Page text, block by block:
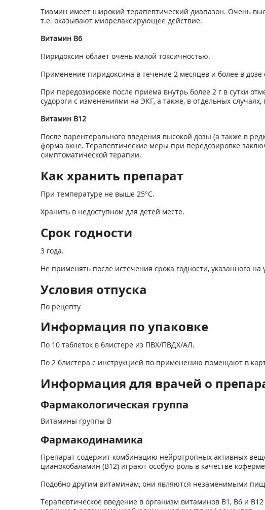
Тиамин имеет широкий терапевтический диапазон. Очень
т.е. оказывают миорелаксирующее действие.
Витамин B6
Пиридоксин облает очень малой токсичностью.
Применение пиридоксина в течение 2 месяцев и более в
При передозировке после приема внутрь более 2 г в сутки
судороги с изменениями на ЭКГ, а также, в отдельных
Витамин В12
После парентерального введения высокой дозы (а также в
форма акне. Терапевтические меры при передозировке
симптоматической терапии.
Как хранить препарат
При температуре не выше 25°С.
Хранить в недоступном для детей месте.
Срок годности
3 года.
Не применять после истечения срока годности, указанного на
Условия отпуска
По рецепту
Информация по упаковке
По 10 таблеток в блистере из ПВХ/ПВДХ/АЛ.
По 2 блистера с инструкцией по применению помещают в
Информация для врачей о
Фармакологическая группа
Витамины группы В
Фармакодинамика
Препарат содержит комбинацию нейротропных активных
цианокобаламин (В12) играют особую роль в качестве
Подобно другим витаминам, они являются незаменимыми
Терапевтическое введение в организм витаминов В1 , В6и B12